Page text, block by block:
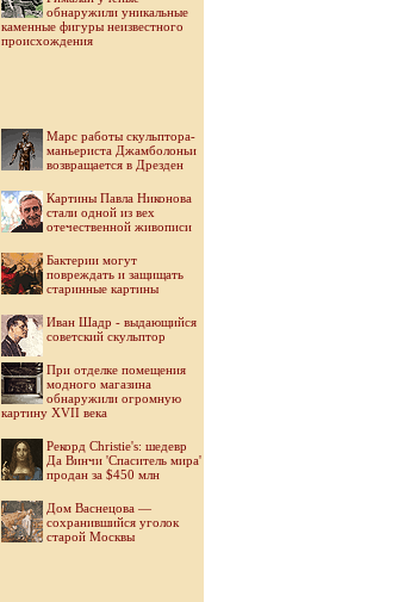
обнаружили уникальные
каменные фигуры неизвестного
происхождения
Марс работы скульптора-
маньериста Джамболоньи
возвращается в Дрезден
Картины Павла Никонова
стали одной из вех
отечественной живописи
Бактерии могут
повреждать и защищать
старинные картины
Иван Шадр - выдающийся
советский скульптор
При отделке помещения
модного магазина
обнаружили огромную
картину XVII века
Рекорд Christie's: шедевр
Да Винчи 'Спаситель мира'
продан за $450 млн
Дом Васнецова —
сохранившийся уголок
старой Москвы